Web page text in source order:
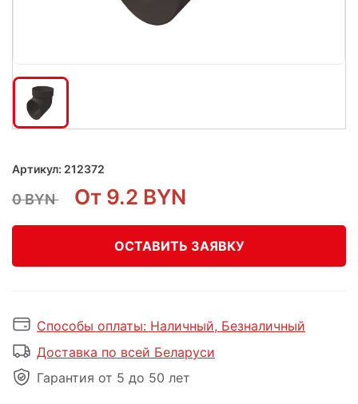
Артикул: 212372
0 BYN От 9.2 BYN
ОСТАВИТЬ ЗАЯВКУ
Способы оплаты: Наличный, Безналичный
Доставка по всей Беларуси
Гарантия от 5 до 50 лет